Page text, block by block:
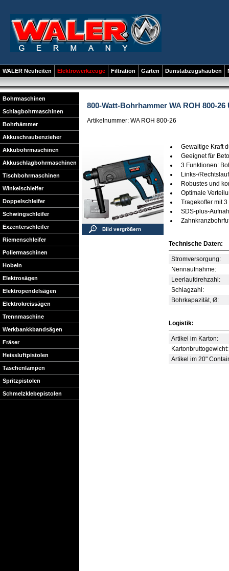
WALER Neuheiten Elektrowerkzeuge Filtration Garten Dunstabzugshauben
Bohrmaschinen
Schlagbohrmaschinen
Bohrhämmer
Akkuschraubenzieher
Akkubohrmaschinen
Akkuschlagbohrmaschinen
Tischbohrmaschinen
Winkelschleifer
Doppelschleifer
Schwingschleifer
Exzenterschleifer
Riemenschleifer
Poliermaschinen
Hobeln
Elektrosägen
Elektropendelsägen
Elektrokreissägen
Trennmaschine
Werkbankkbandsägen
Fräser
Heissluftpistolen
Taschenlampen
Spritzpistolen
Schmelzklebepistolen
800-Watt-Bohrhammer WA ROH 800-26
Artikelnummer: WA ROH 800-26
Bild vergrößern
Gewaltige Kraft
Geeignet für
3 Funktionen:
Links-/Rechtslauf
Robustes und
Optimale
Tragekoffer mit
SDS-plus-
Technische Daten:
Stromversorgung:
Nennaufnahme:
Leerlaufdrehzahl:
Schlagzahl:
Bohrkapazität, Ø:
Logistik:
Artikel im Karton:
Kartonbruttogewicht:
Artikel im 20"